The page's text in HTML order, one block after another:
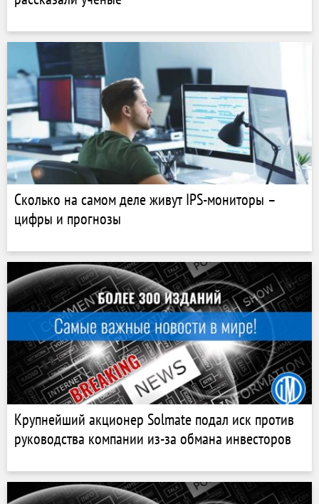
Сколько на самом деле живут IPS-мониторы –
цифры и прогнозы
Крупнейший акционер Solmate подал иск против
руководства компании из-за обмана инвесторов